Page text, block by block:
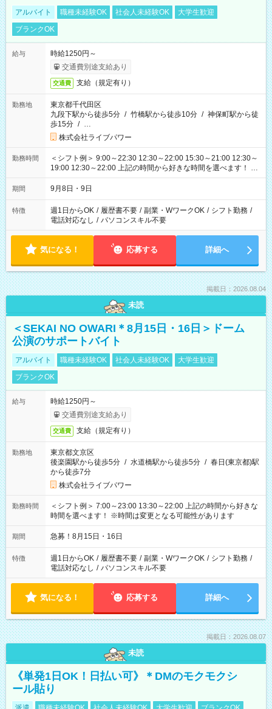
アルバイト 職種未経験OK 社会人未経験OK
大学生歓迎
ブランクOK
給与
時給1250円～
交通費別途支給あり
交通費 支給（規定有り）
勤務地
東京都千代田区
九段下駅から徒歩5分 / 竹橋駅から徒歩10分 / 神保町駅から徒
歩15分 / …
株式会社ライブパワー
勤務時間
＜シフト例＞ 9:00～22:30 12:30～22:00 15:30～21:00 12:30～
19:00 12:30～22:00 上記の時間から好きな時間を選べます！ ※
時間は変更となる可能性があります
期間 9月8日・9日
特徴 週1日からOK / 履歴書不要 / 副業・WワークOK / シフト勤務 /
電話対応なし / パソコンスキル不要
気になる！ 応募する 詳細へ
掲載日：2026.08.04
未読
＜SEKAI NO OWARI＊8月15日・16日＞ドーム
公演のサポートバイト
アルバイト 職種未経験OK 社会人未経験OK
大学生歓迎
ブランクOK
給与
時給1250円～
交通費別途支給あり
交通費 支給（規定有り）
勤務地
東京都文京区
後楽園駅から徒歩5分 / 水道橋駅から徒歩5分 / 春日(東京都)駅
から徒歩7分
株式会社ライブパワー
勤務時間
＜シフト例＞ 7:00～23:00 13:30～22:00 上記の時間から好きな
時間を選べます！ ※時間は変更となる可能性があります
期間 急募！8月15日・16日
特徴 週1日からOK / 履歴書不要 / 副業・WワークOK / シフト勤務 /
電話対応なし / パソコンスキル不要
気になる！ 応募する 詳細へ
掲載日：2026.08.07
未読
《単発1日OK！日払い可》＊DMのモクモクシ
ール貼り